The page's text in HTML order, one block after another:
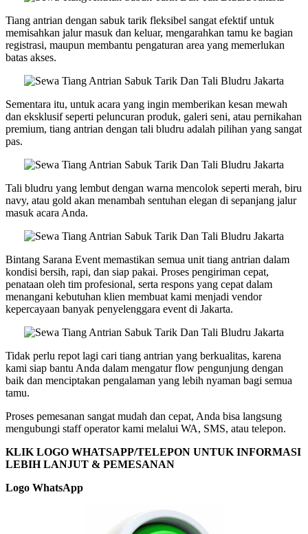
Tiang antrian dengan sabuk tarik fleksibel sangat efektif untuk
memisahkan jalur masuk dan keluar, mengarahkan tamu ke bagian
registrasi, maupun membantu pengaturan area yang memerlukan
batas akses.
Sementara itu, untuk acara yang ingin memberikan kesan mewah
dan eksklusif seperti peluncuran produk, galeri seni, atau pernikahan
premium, tiang antrian dengan tali bludru adalah pilihan yang sangat
pas.
Tali bludru yang lembut dengan warna mencolok seperti merah, biru
navy, atau gold akan menambah sentuhan elegan di sepanjang jalur
masuk acara Anda.
Bintang Sarana Event memastikan semua unit tiang antrian dalam
kondisi bersih, rapi, dan siap pakai. Proses pengiriman cepat,
penataan oleh tim profesional, serta respons yang cepat dalam
menangani kebutuhan klien membuat kami menjadi vendor
kepercayaan banyak penyelenggara event di Jakarta.
Tidak perlu repot lagi cari tiang antrian yang berkualitas, karena
kami siap bantu Anda dalam mengatur flow pengunjung dengan
baik dan menciptakan pengalaman yang lebih nyaman bagi semua
tamu.
Proses pemesanan sangat mudah dan cepat, Anda bisa langsung
mengubungi staff operator kami melalui WA, SMS, atau telepon.
KLIK LOGO WHATSAPP/TELEPON UNTUK INFORMASI
LEBIH LANJUT & PEMESANAN
Logo WhatsApp